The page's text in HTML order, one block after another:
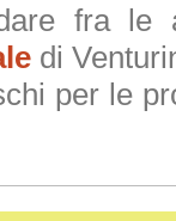
fra le
di
per le